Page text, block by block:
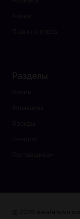
Разделы